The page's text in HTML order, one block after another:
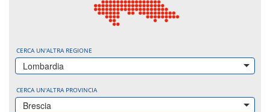
CERCA UN'ALTRA REGIONE
Lombardia
CERCA UN'ALTRA PROVINCIA
Brescia